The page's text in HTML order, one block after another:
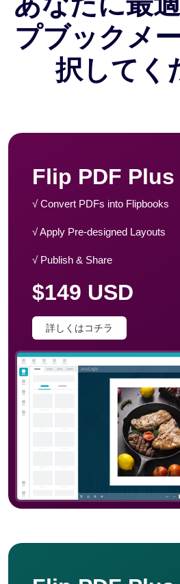
プブックメ
択してく
Flip PDF Plus
√ Convert PDFs into Flipbooks
√ Apply Pre-designed Layouts
√ Publish & Share
$149 USD
詳しくはコチラ